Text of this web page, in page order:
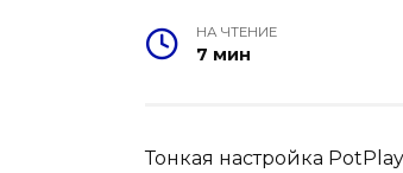
НА ЧТЕНИЕ
7 мин
Тонкая настройка